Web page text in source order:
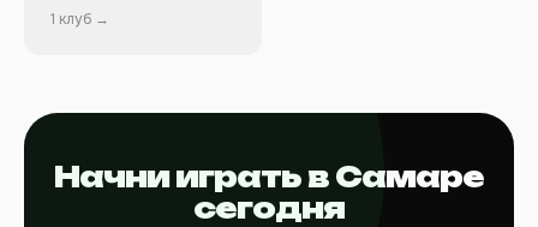
1 клуб →
Начни играть в Самаре
сегодня